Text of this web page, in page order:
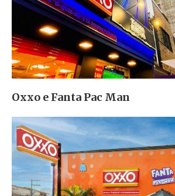
Oxxo e Fanta Pac Man